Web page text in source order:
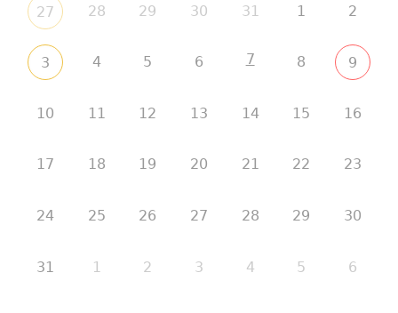
27 28 29 30 31 1 2
3 4 5 6 7 8 9
10 11 12 13 14 15 16
17 18 19 20 21 22 23
24 25 26 27 28 29 30
31 1 2 3 4 5 6